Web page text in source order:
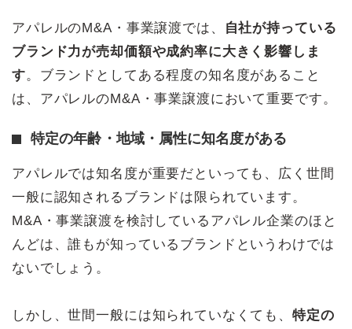
アパレルのM&A・事業譲渡では、
自社が持っている
ブランド力が売却価額や成約率に大きく影響しま
す。ブランドとしてある程度の知名度があること
は、アパレルのM&A・事業譲渡において重要です。
特定の年齢・地域・属性に知名度がある
アパレルでは知名度が重要だといっても、広く世間
一般に認知されるブランドは限られています。
M&A・事業譲渡を検討しているアパレル企業のほと
んどは、誰もが知っているブランドというわけでは
ないでしょう。
しかし、世間一般には知られていなくても、 特定の